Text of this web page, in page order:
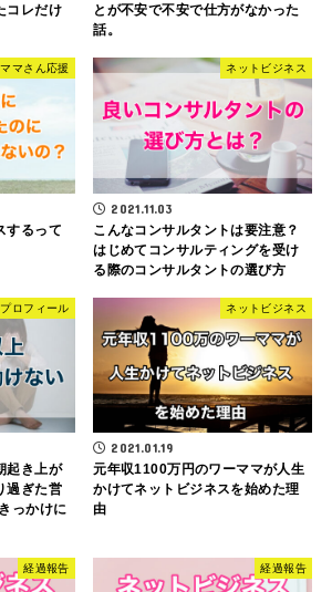
コレだけ
とが不安で不安で仕方がなかった
話。
マさん応援
するって
ネットビジネス
2021.11.03
こんなコンサルタントは要注意？
はじめてコンサルティングを受け
る際のコンサルタントの選び方
プロフィール
起き上が
過ぎた営
っかけに
ネットビジネス
2021.01.19
元年収1100万円のワーママが人生
かけてネットビジネスを始めた理
由
経過報告 経過報告